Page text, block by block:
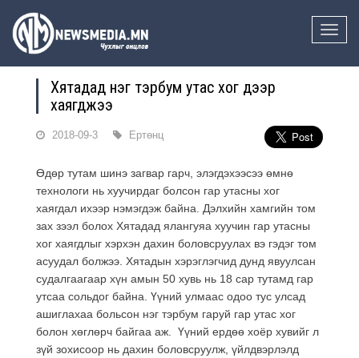
Toggle
Хятадад нэг тэрбум утас хог дээр
хаягджээ
2018-09-3 Ертөнц
Өдөр тутам шинэ загвар гарч, элэгдэхээсээ өмнө
технологи нь хуучирдаг болсон гар утасны хог
хаягдал ихээр нэмэгдэж байна. Дэлхийн хамгийн том
зах зээл болох Хятадад ялангуяа хуучин гар утасны
хог хаягдлыг хэрхэн дахин боловсруулах вэ гэдэг том
асуудал болжээ. Хятадын хэрэглэгчид дунд явуулсан
судалгаагаар хүн амын 50 хувь нь 18 сар тутамд гар
утсаа сольдог байна. Үүний улмаас одоо тус улсад
ашиглахаа больсон нэг тэрбум гаруй гар утас хог
болон хөглөрч байгаа аж. Үүний ердөө хоёр хувийг л
зүй зохисоор нь дахин боловсруулж, үйлдвэрлэлд